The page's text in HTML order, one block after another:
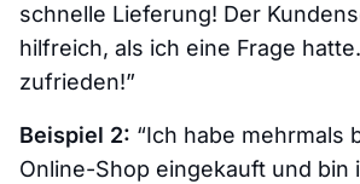
schnelle Lieferung! Der
hilfreich, als ich eine Frage
zufrieden!”
Beispiel 2: “Ich habe mehrmals
Online-Shop eingekauft und bin